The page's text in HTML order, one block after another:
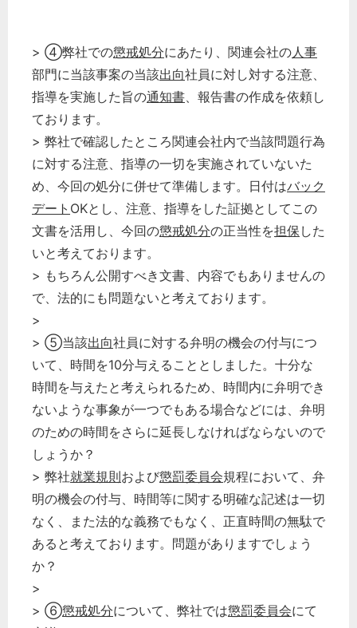
> ④弊社での懲戒処分にあたり、関連会社の人事
部門に当該事案の当該出向社員に対し対する注意、
指導を実施した旨の通知書、報告書の作成を依頼し
ております。
> 弊社で確認したところ関連会社内で当該問題行為
に対する注意、指導の一切を実施されていないた
め、今回の処分に併せて準備します。日付はバック
デート OKとし、注意、指導をした証拠としてこの
文書を活用し、今回の懲戒処分の正当性を担保 した
いと考えております。
> もちろん公開すべき文書、内容でもありませんの
で、法的にも問題ないと考えております。
>
> ⑤当該出向社員に対する弁明の機会の付与につ
いて、時間を10分与えることとしました。十分な
時間を与えたと考えられるため、時間内に弁明でき
ないような事象が一つでもある場合などには、弁明
のための時間をさらに延長しなければならないので
しょうか？
> 弊社就業規則および懲罰委員会規程において、弁
明の機会の付与、時間等に関する明確な記述は一切
なく、また法的な義務でもなく、正直時間の無駄で
あると考えております。問題がありますでしょう
か？
>
> ⑥懲戒処分について、弊社では懲罰委員会にて